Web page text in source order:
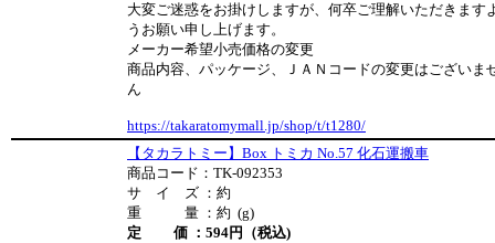
大変ご迷惑をお掛けしますが、何卒ご理解いただきます
うお願い申し上げます。
メーカー希望小売価格の変更
商品内容、パッケージ、ＪＡＮコードの変更はございま
ん
https://takaratomymall.jp/shop/t/t1280/
【タカラトミー】Box トミカ No.57 化石運搬車
商品コード：TK-092353
サ イ ズ ：約
重 量 ：約 (g)
定 価 ：594円（税込)